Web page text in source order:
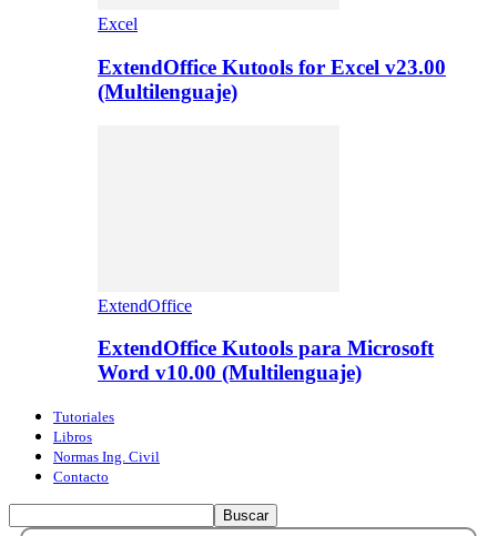
Excel
ExtendOffice Kutools for Excel v23.00
(Multilenguaje)
ExtendOffice
ExtendOffice Kutools para Microsoft
Word v10.00 (Multilenguaje)
Tutoriales
Libros
Normas Ing. Civil
Contacto